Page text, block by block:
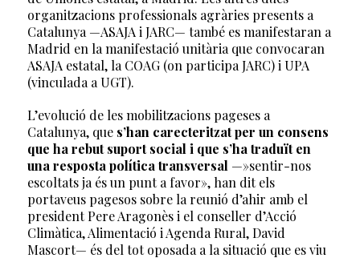
organitzacions professionals agràries presents a
Catalunya —ASAJA i JARC— també es manifestaran a
Madrid en la manifestació unitària que convocaran
ASAJA estatal, la COAG (on participa JARC) i UPA
(vinculada a UGT).
L’evolució de les mobilitzacions pageses a
Catalunya, que s’han carecteritzat per un consens
que ha rebut suport social i que s’ha traduït en
una resposta política transversal —»sentir-nos
escoltats ja és un punt a favor», han dit els
portaveus pagesos sobre la reunió d’ahir amb el
president Pere Aragonès i el conseller d’Acció
Climàtica, Alimentació i Agenda Rural, David
Mascort— és del tot oposada a la situació que es viu